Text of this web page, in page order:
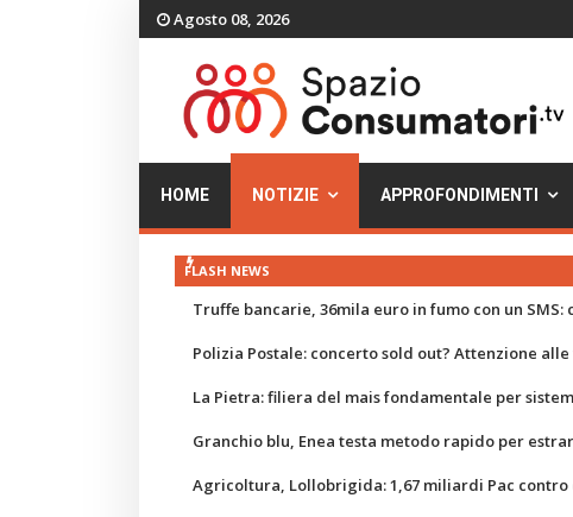
Agosto 08, 2026
HOME NOTIZIE APPROFONDIMENTI
FLASH NEWS
Truffe bancarie, 36mila euro in fumo con un
Polizia Postale: concerto sold out? Attenzione
La Pietra: filiera del mais fondamentale per
Granchio blu, Enea testa metodo rapido per
Agricoltura, Lollobrigida: 1,67 miliardi Pac